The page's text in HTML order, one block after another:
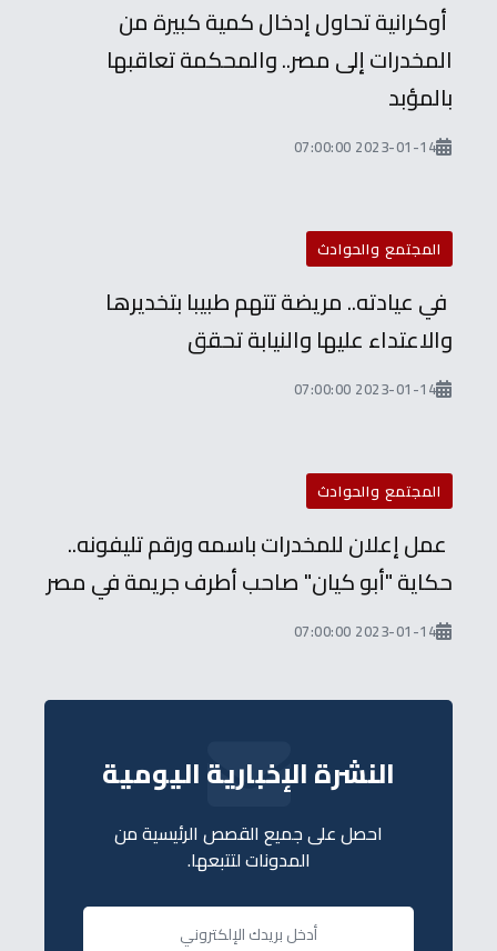
أوكرانية تحاول إدخال كمية كبيرة من
المخدرات إلى مصر.. والمحكمة تعاقبها
بالمؤبد
2023-01-14 07:00:00
المجتمع والحوادث
في عيادته.. مريضة تتهم طبيبا بتخديرها
والاعتداء عليها والنيابة تحقق
2023-01-14 07:00:00
المجتمع والحوادث
عمل إعلان للمخدرات باسمه ورقم تليفونه..
حكاية "أبو كيان" صاحب أطرف جريمة في مصر
2023-01-14 07:00:00
النشرة الإخبارية اليومية
احصل على جميع القصص الرئيسية من
المدونات لتتبعها.